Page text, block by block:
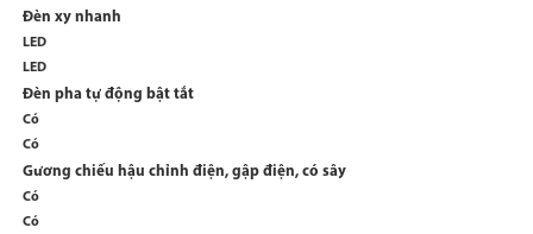
Đèn xy nhanh
LED
LED
Đèn pha tự động bật tắt
Có
Có
Gương chiếu hậu chỉnh điện, gập điện, có sây
Có
Có